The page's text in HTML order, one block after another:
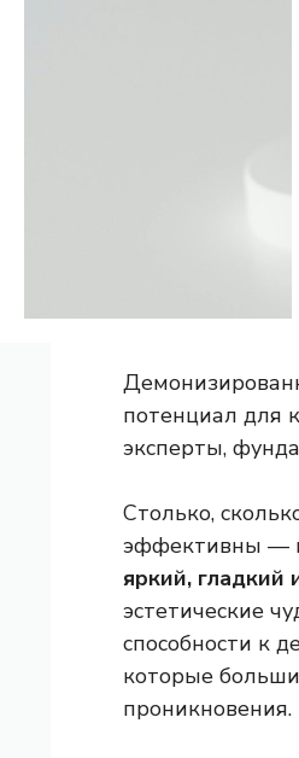
потенциал для
эксперты,
Столько,
эффективны —
яркий, гладкий
эстетические
способности к
которые
проникновения.